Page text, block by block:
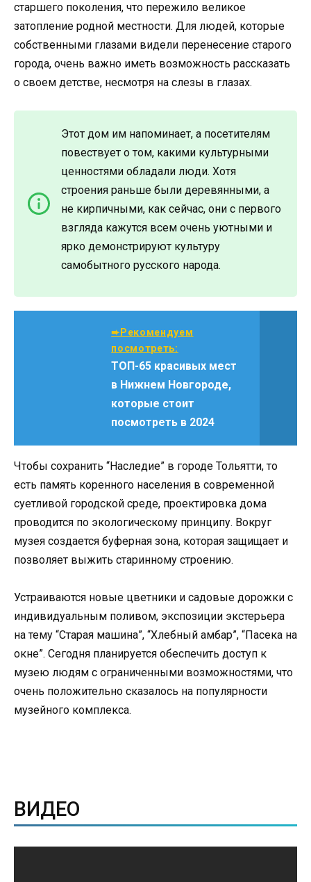
старшего поколения, что пережило великое
затопление родной местности. Для людей, которые
собственными глазами видели перенесение старого
города, очень важно иметь возможность рассказать
о своем детстве, несмотря на слезы в глазах.
Этот дом им напоминает, а посетителям
повествует о том, какими культурными
ценностями обладали люди. Хотя
строения раньше были деревянными, а
не кирпичными, как сейчас, они с первого
взгляда кажутся всем очень уютными и
ярко демонстрируют культуру
самобытного русского народа.
➨Рекомендуем
посмотреть:
ТОП-65 красивых мест
в Нижнем Новгороде,
которые стоит
посмотреть в 2024
Чтобы сохранить “Наследие” в городе Тольятти, то
есть память коренного населения в современной
суетливой городской среде, проектировка дома
проводится по экологическому принципу. Вокруг
музея создается буферная зона, которая защищает и
позволяет выжить старинному строению.
Устраиваются новые цветники и садовые дорожки с
индивидуальным поливом, экспозиции экстерьера
на тему “Старая машина”, “Хлебный амбар”, “Пасека на
окне”. Сегодня планируется обеспечить доступ к
музею людям с ограниченными возможностями, что
очень положительно сказалось на популярности
музейного комплекса.
ВИДЕО